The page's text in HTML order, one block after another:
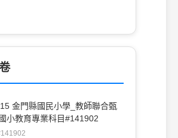
個階段(A)一個階段 (B)兩個階段
金門縣國民小學_教師聯合甄
小教育專業科目#141902